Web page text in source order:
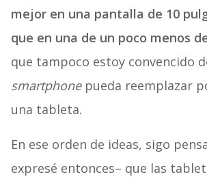
mejor en una pantalla de 10
que en una de un poco menos
que tampoco estoy convencido
smartphonepueda reemplazar
una tableta.
En ese orden de ideas, sigo
expresé entonces– que las